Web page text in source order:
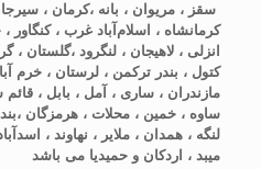
سقز ، مریوان ، بانه ،کرمان ،
کرمانشاه ، اسلام‌آباد غرب ، کنگاور
انزلی ، لاهیجان ، لنگرود ،گلستان ،
کتول ، بندر ترکمن ، لرستان ، خرم
مازندران ، ساری ، آمل ، بابل ،
ساوه ، خمین ، محلات ، هرمزگان
لنگه ، همدان ، ملایر ، نهاوند ،
میبد ، اردکان و حمیدیا می باشد